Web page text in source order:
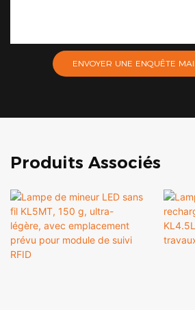
ENVOYER UNE ENQUÊTE
Produits Associés